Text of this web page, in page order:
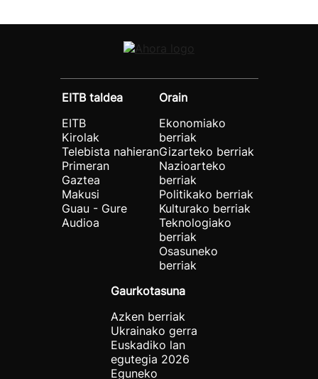
EITB taldea
EITB
Kirolak
Telebista nahieran
Primeran
Gaztea
Makusi
Guau - Gure
Audioa
Orain
Ekonomiako
berriak
Gizarteko berriak
Nazioarteko
berriak
Politikako berriak
Kulturako berriak
Teknologiako
berriak
Osasuneko
berriak
Gaurkotasuna
Azken berriak
Ukrainako gerra
Euskadiko lan
egutegia 2026
Eguneko